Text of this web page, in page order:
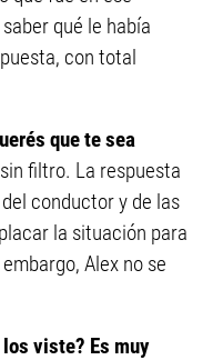
qué le había
con total
que te sea
filtro. La respuesta
conductor y de las
la situación para
Alex no se
viste? Es muy